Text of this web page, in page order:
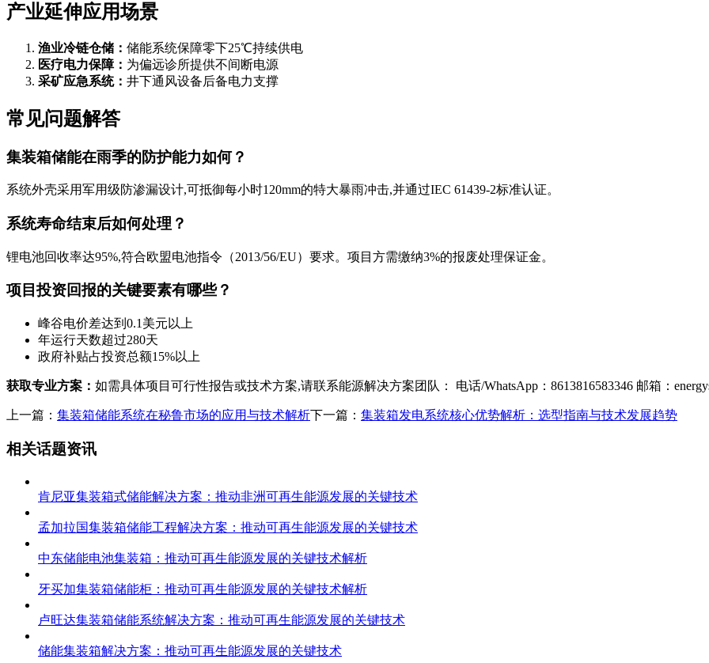
产业延伸应用场景
渔业冷链仓储： 储能系统保障零下25℃持续供电
医疗电力保障： 为偏远诊所提供不间断电源
采矿应急系统： 井下通风设备后备电力支撑
常见问题解答
集装箱储能在雨季的防护能力如何？
系统外壳采用军用级防渗漏设计,可抵御每小时120mm的特大暴雨冲击,并通过IEC 61439-2标准认证。
系统寿命结束后如何处理？
锂电池回收率达95%,符合欧盟电池指令（2013/56/EU）要求。项目方需缴纳3%的报废处理保证金。
项目投资回报的关键要素有哪些？
峰谷电价差达到0.1美元以上
年运行天数超过280天
政府补贴占投资总额15%以上
获取专业方案： 如需具体项目可行性报告或技术方案,请联系能源解决方案团队： 电话/WhatsApp：8613816583346 邮箱：
上一篇： 集装箱储能系统在秘鲁市场的应用与技术解析下一篇： 集装箱发电系统核心优势解析：选型指南与技术发展趋势
相关话题资讯
肯尼亚集装箱式储能解决方案：推动非洲可再生能源发展的关键技术
孟加拉国集装箱储能工程解决方案：推动可再生能源发展的关键技术
中东储能电池集装箱：推动可再生能源发展的关键技术解析
牙买加集装箱储能柜：推动可再生能源发展的关键技术解析
卢旺达集装箱储能系统解决方案：推动可再生能源发展的关键技术
储能集装箱解决方案：推动可再生能源发展的关键技术